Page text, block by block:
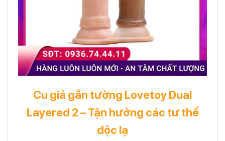
Cu giả gắn tường Lovetoy Dual
Layered 2 – Tận hưởng các tư thế
độc lạ